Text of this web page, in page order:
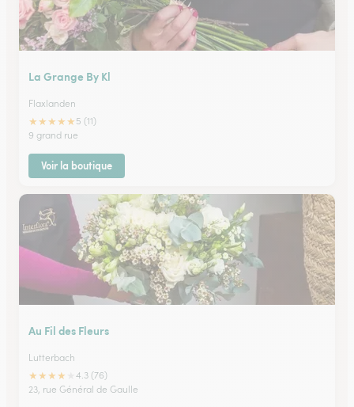
La Grange By Kl
Flaxlanden
★★★★★ 5 (11)
9 grand rue
Voir la boutique
Au Fil des Fleurs
Lutterbach
★★★★
4.3 (76)
23, rue Général de Gaulle